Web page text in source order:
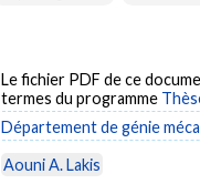
Le fichier PDF de ce
termes du programme
Département de génie
Aouni A. Lakis